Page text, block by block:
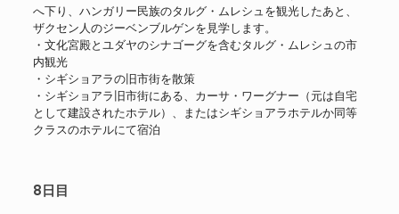
へ下り、ハンガリー民族のタルグ・ムレシュを観光したあと、
ザクセン人のジーベンブルゲンを見学します。
・文化宮殿とユダヤのシナゴーグを含むタルグ・ムレシュの市
内観光
・シギショアラの旧市街を散策
・シギショアラ旧市街にある、カーサ・ワーグナー（元は自宅
として建設されたホテル）、またはシギショアラホテルか同等
クラスのホテルにて宿泊
8日目